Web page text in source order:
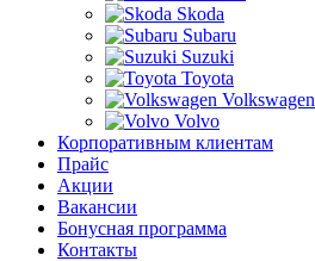
Skoda
Subaru
Suzuki
Toyota
Volkswagen
Volvo
Корпоративным клиентам
Прайс
Акции
Вакансии
Бонусная программа
Контакты